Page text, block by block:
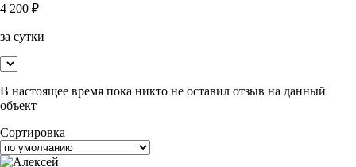
4 200 ₽
за сутки
В настоящее время пока никто не оставил отзыв на данный
объект
Сортировка